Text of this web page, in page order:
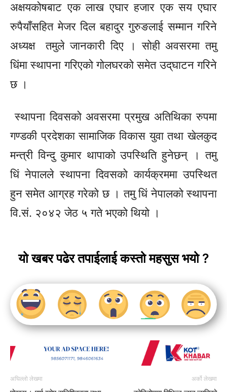
अक्षयकोषबाट एक लाख एघार हजार एक सय एघार
रुपैयाँसहितमेजर दिल बहादुर गुरुङलाई सम्मान गरिने
अध्यक्ष तमुले जानकारी दिए । सोही अवसरमा तमु
धिंमास्थापना गरिएको गोलघरको समेतउद्‌घाटनगरिने
छ ।
स्थापना दिवसको अवसरमा प्रमुख अतिथिका रुपमा
गण्डकी प्रदेशका सामाजिक विकास युवा तथा खेलकुद
मन्त्री विन्दु कुमार थापाको उपस्थिति हुनेछन् । तमु
धिंनेपालले स्थापना दिवसको कार्यक्रममा उपस्थित
हुन समेत आग्रह गरेको छ । तमुधिंनेपालको स्थापना
वि.सं. २०४२ जेठ ५ गते भएको थियो ।
यो खबर पढेर तपाईलाई कस्तो महसुस भयो ?
अघिल्लो लेखमा अर्को लेखमा